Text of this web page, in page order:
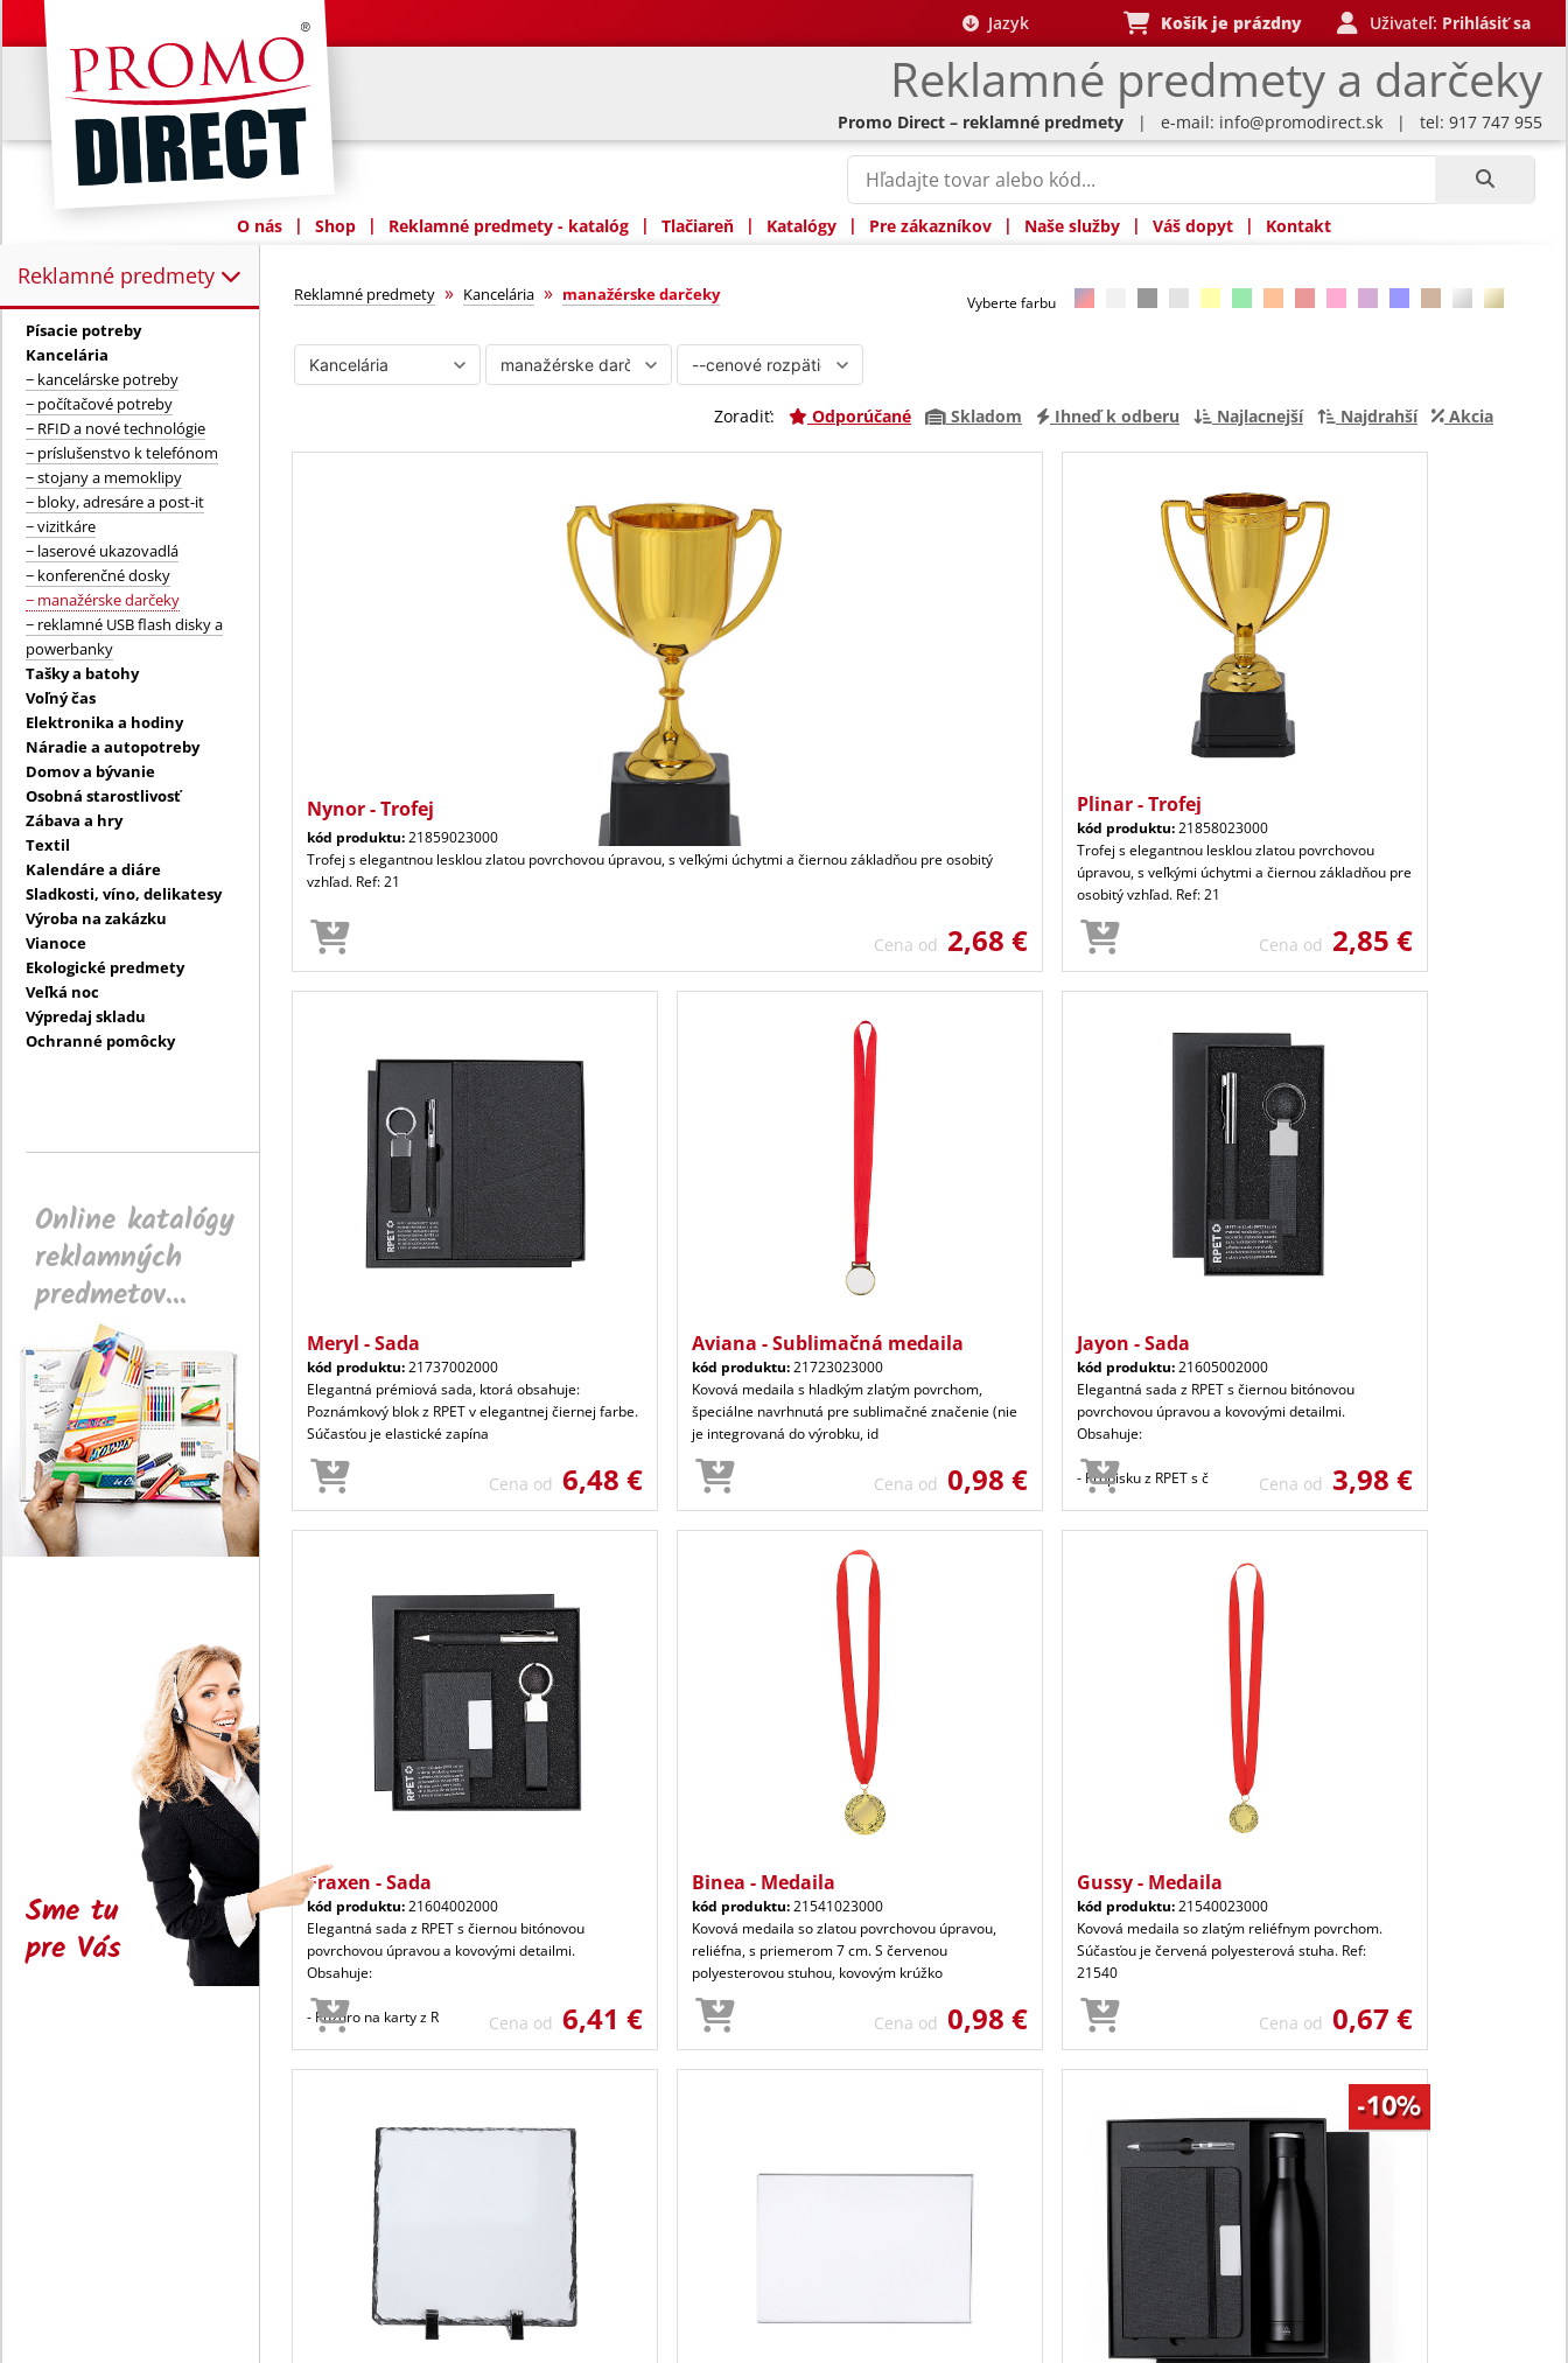
Reklamné predmety a darčeky
Jazyk Košík je prázdny Uživateľ: Prihlásiť sa
Promo Direct – reklamné predmety | e-mail: info@promodirect.sk | tel: 917 747 955
O nás | Shop | Reklamné predmety - katalóg | Tlačiareň | Katalógy | Pre zákazníkov | Naše služby | Váš dopyt | Kontakt
Reklamné predmety
Reklamné predmety:
Písacie potreby
Kancelária
− kancelárske potreby
− počítačové potreby
− RFID a nové technológie
− príslušenstvo k telefónom
− stojany a memoklipy
− bloky, adresáre a post-it
− vizitkáre
− laserové ukazovadlá
− konferenčné dosky
− manažérske darčeky
− reklamné USB flash disky a
powerbanky
Tašky a batohy
Voľný čas
Elektronika a hodiny
Náradie a autopotreby
Domov a bývanie
Osobná starostlivosť
Zábava a hry
Textil
Kalendáre a diáre
Sladkosti, víno, delikatesy
Výroba na zakázku
Vianoce
Ekologické predmety
Veľká noc
Výpredaj skladu
Ochranné pomôcky
Online katalógy
reklamných
predmetov...
Sme tu
pre Vás
manažérske darčeky
Reklamné predmety » Kancelária » manažérske darčeky Vyberte farbu
Zoradiť: Odporúčané Skladom Ihneď k odberu Najlacnejší Najdrahší Akcia
Nynor - Trofej
kód produktu:21859023000
Trofej s elegantnou lesklou zlatou povrchovou úpravou, s veľkými úchytmi a čiernou základňou pre osobitý
vzhľad. Ref: 21
Cena od 2,68 €
Plinar - Trofej
kód produktu:21858023000
Trofej s elegantnou lesklou zlatou povrchovou
úpravou, s veľkými úchytmi a čiernou základňou pre
osobitý vzhľad. Ref: 21
Cena od 2,85 €
Meryl - Sada
kód produktu:21737002000
Elegantná prémiová sada, ktorá obsahuje:
Poznámkový blok z RPET v elegantnej čiernej farbe.
Súčasťou je elastické zapína
Cena od 6,48 €
Aviana - Sublimačná medaila
kód produktu:21723023000
Kovová medaila s hladkým zlatým povrchom,
špeciálne navrhnutá pre sublimačné značenie (nie
je integrovaná do výrobku, id
Cena od 0,98 €
Jayon - Sada
kód produktu:21605002000
Elegantná sada z RPET s čiernou bitónovou
povrchovou úpravou a kovovými detailmi.
Obsahuje:
- Propisku z RPET s č Cena od 3,98 €
Fraxen - Sada
kód produktu:21604002000
Elegantná sada z RPET s čiernou bitónovou
povrchovou úpravou a kovovými detailmi.
Obsahuje:
- Puzdro na karty z R Cena od 6,41 €
Binea - Medaila
kód produktu:21541023000
Kovová medaila so zlatou povrchovou úpravou,
reliéfna, s priemerom 7 cm. S červenou
polyesterovou stuhou, kovovým krúžko
Cena od 0,98 €
Gussy - Medaila
kód produktu:21540023000
Kovová medaila so zlatým reliéfnym povrchom.
Súčasťou je červená polyesterová stuha. Ref:
21540
Cena od 0,67 €